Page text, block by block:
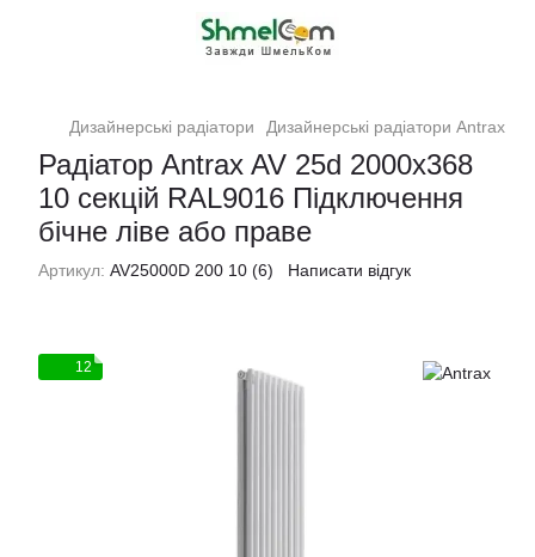
Дизайнерські радіатори Дизайнерські радіатори Antrax
Радіатор Antrax AV 25d 2000x368
10 секцій RAL9016 Підключення
бічне ліве або праве
Артикул: AV25000D 200 10 (6) Написати відгук
12